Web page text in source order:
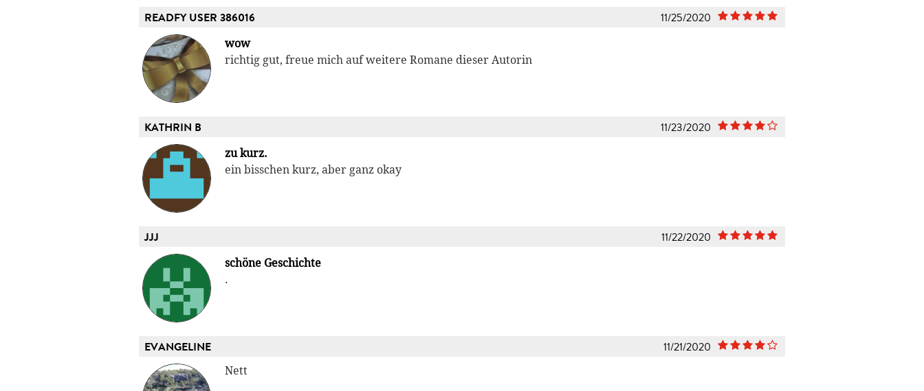
READFY USER 386016 11/25/2020
wow
richtig gut, freue mich auf weitere Romane dieser Autorin
KATHRIN B 11/23/2020
zu kurz.
ein bisschen kurz, aber ganz okay
JJJ 11/22/2020
schöne Geschichte
.
EVANGELINE 11/21/2020
Nett